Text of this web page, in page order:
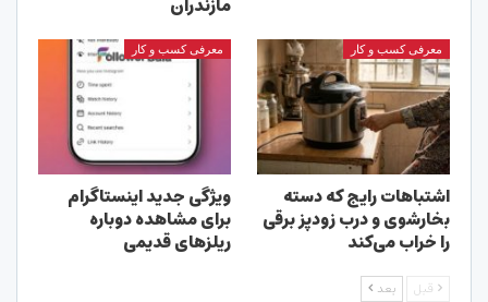
معرفی کسب و کار
اشتباهات رایج که دسته
بخارشوی و درب زودپز برقی
را خراب می‌کند
معرفی کسب و کار
ویژگی جدید اینستاگرام
برای مشاهده دوباره
ریلزهای قدیمی
قبل بعد